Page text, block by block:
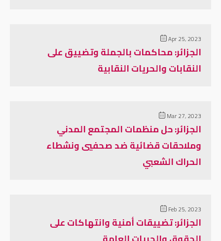
Apr 25, 2023
الجزائر: محاكمات بالجملة وتضييق على
النقابات والحريات النقابية
Mar 27, 2023
الجزائر: حل منظمات المجتمع المدني
وملاحقات قضائية ضد صحفيي ونشطاء
الحراك الشعبي
Feb 25, 2023
الجزائر: تضييقات أمنية وانتهاكات على